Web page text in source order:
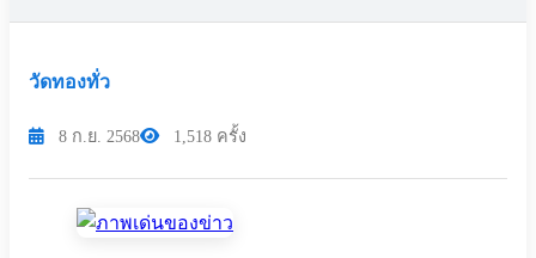
วัดทองทั่ว
8 ก.ย. 2568 1,518 ครั้ง